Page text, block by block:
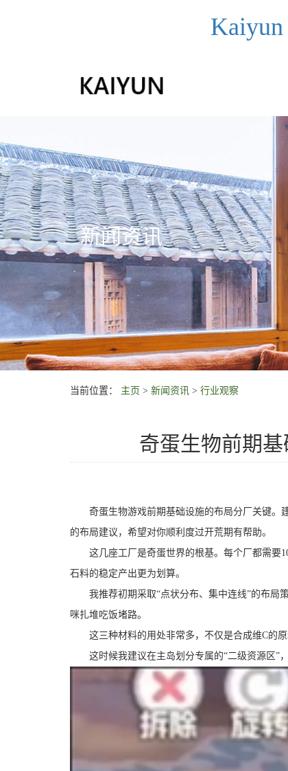
新闻资讯
当前位置： 主页 > 新闻资讯 > 行业观察
奇蛋生物前期
奇蛋生物游戏前期基础设施的布局分厂关键。建
的布局建议，希望对你顺利度过开荒期有帮助。
这几座工厂是奇蛋世界的根基。每个厂都需要
石料的稳定产出更为划算。
我推荐初期采取“点状分布、集中连线”的布局
咪扎堆吃饭堵路。
这三种材料的用处非常多，不仅是合成维C的原
这时候我建议在主岛划分专属的“二级资源区”，